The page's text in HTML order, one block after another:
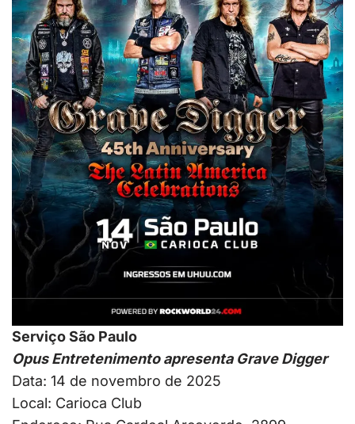
Serviço São Paulo
Opus Entretenimento apresenta Grave Digger
Data: 14 de novembro de 2025
Local: Carioca Club